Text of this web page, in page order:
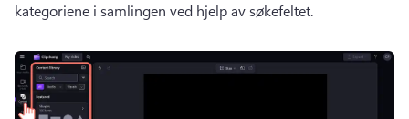
kategoriene i samlingen ved hjelp av søkefeltet.